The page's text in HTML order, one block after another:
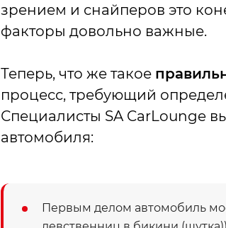
зрением и снайперов это
факторы довольно важные.
Теперь, что же такое
процесс, требующий
Специалисты SA CarLounge
автомобиля:
Первым делом автомобиль